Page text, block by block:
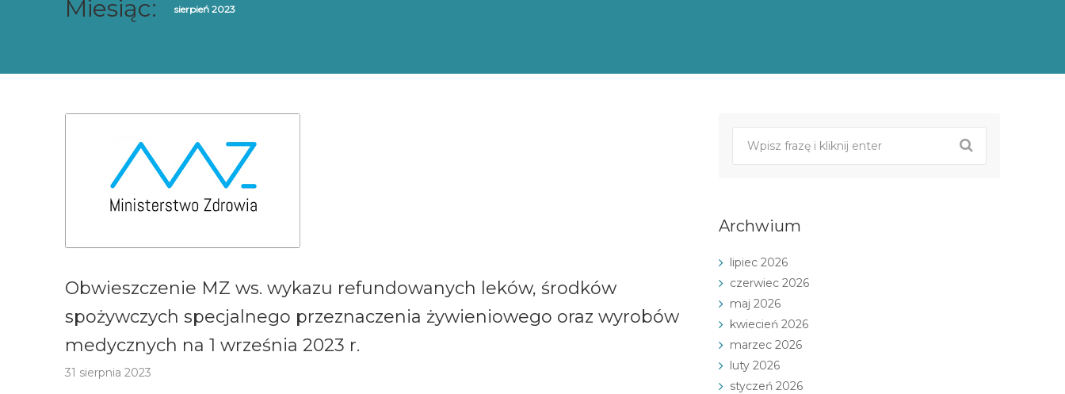
Miesiąc: sierpień 2023
Obwieszczenie MZ ws. wykazu refundowanych leków, środków
spożywczych specjalnego przeznaczenia żywieniowego oraz wyrobów
medycznych na 1 września 2023 r.
31 sierpnia 2023
Archwium
lipiec 2026
czerwiec 2026
maj 2026
kwiecień 2026
marzec 2026
luty 2026
styczeń 2026